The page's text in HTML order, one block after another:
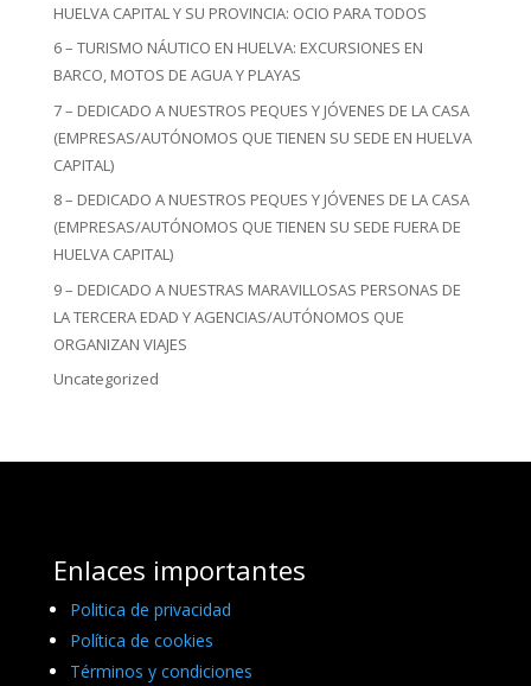
HUELVA CAPITAL Y SU PROVINCIA: OCIO PARA TODOS
6 – TURISMO NÁUTICO EN HUELVA: EXCURSIONES EN
BARCO, MOTOS DE AGUA Y PLAYAS
7 – DEDICADO A NUESTROS PEQUES Y JÓVENES DE LA CASA
(EMPRESAS/AUTÓNOMOS QUE TIENEN SU SEDE EN HUELVA
CAPITAL)
8 – DEDICADO A NUESTROS PEQUES Y JÓVENES DE LA CASA
(EMPRESAS/AUTÓNOMOS QUE TIENEN SU SEDE FUERA DE
HUELVA CAPITAL)
9 – DEDICADO A NUESTRAS MARAVILLOSAS PERSONAS DE
LA TERCERA EDAD Y AGENCIAS/AUTÓNOMOS QUE
ORGANIZAN VIAJES
Uncategorized
Enlaces importantes
Politica de privacidad
Política de cookies
Términos y condiciones